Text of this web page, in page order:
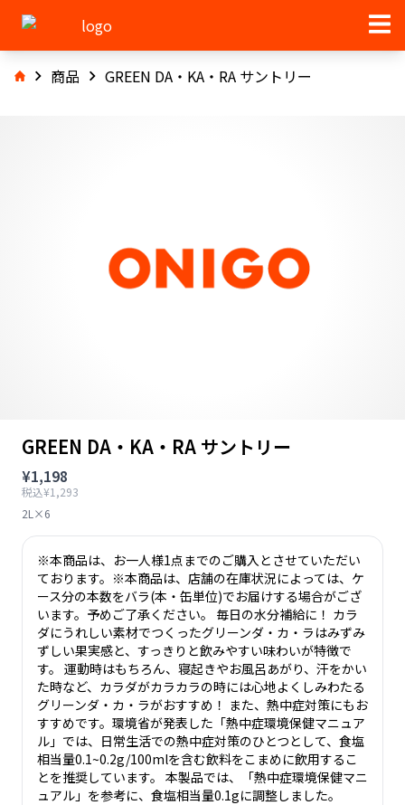
商品 GREEN DA・KA・RA サントリー
GREEN DA・KA・RA サントリー
¥1,198
税込¥1,293
2L×6
※本商品は、お一人様1点までのご購入とさせていただい
ております。※本商品は、店舗の在庫状況によっては、ケ
ース分の本数をバラ(本・缶単位)でお届けする場合がござ
います。予めご了承ください。 毎日の水分補給に！ カラ
ダにうれしい素材でつくったグリーンダ・カ・ラはみずみ
ずしい果実感と、すっきりと飲みやすい味わいが特徴で
す。 運動時はもちろん、寝起きやお風呂あがり、汗をかい
た時など、カラダがカラカラの時には心地よくしみわたる
グリーンダ・カ・ラがおすすめ！ また、熱中症対策にもお
すすめです。環境省が発表した「熱中症環境保健マニュア
ル」では、日常生活での熱中症対策のひとつとして、食塩
相当量0.1~0.2g/100mlを含む飲料をこまめに飲用するこ
とを推奨しています。 本製品では、「熱中症環境保健マニ
ュアル」を参考に、食塩相当量0.1gに調整しました。